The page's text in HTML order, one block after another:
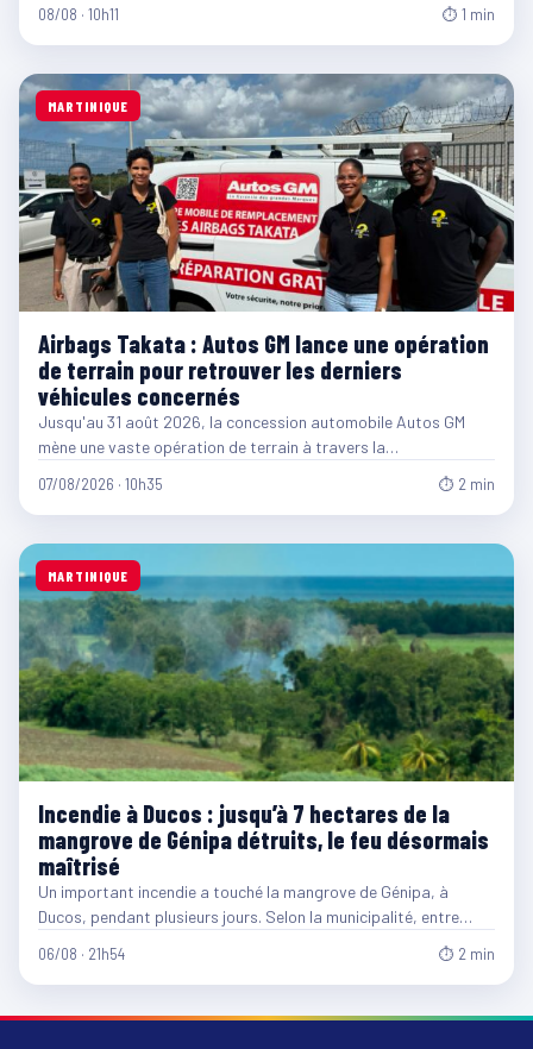
08/08 · 10h11 ⏱ 1 min
MARTINIQUE
Airbags Takata : Autos GM lance une opération
de terrain pour retrouver les derniers
véhicules concernés
Jusqu'au 31 août 2026, la concession automobile Autos GM
mène une vaste opération de terrain à travers la…
07/08/2026 · 10h35 ⏱ 2 min
MARTINIQUE
Incendie à Ducos : jusqu’à 7 hectares de la
mangrove de Génipa détruits, le feu désormais
maîtrisé
Un important incendie a touché la mangrove de Génipa, à
Ducos, pendant plusieurs jours. Selon la municipalité, entre…
06/08 · 21h54 ⏱ 2 min